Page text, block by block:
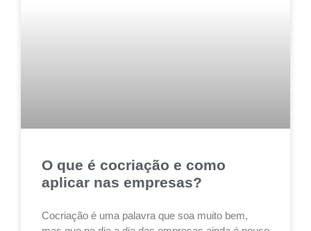
O que é cocriação e como
aplicar nas empresas?
Cocriação é uma palavra que soa muito bem,